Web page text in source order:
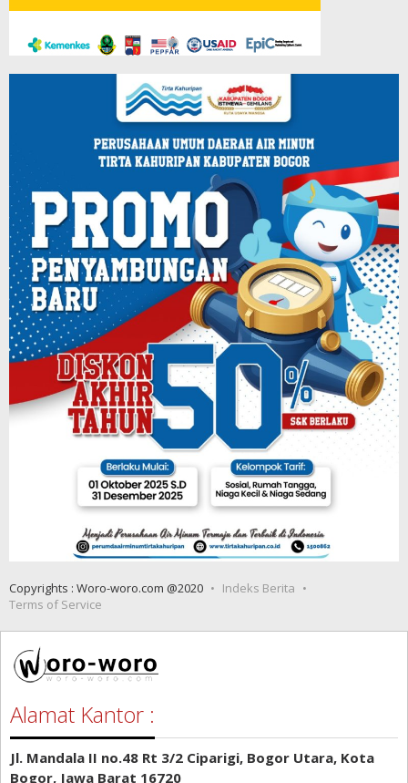
Copyrights : Woro-woro.com @2020
Indeks Berita
Terms of Service
Alamat Kantor :
Jl. Mandala II no.48 Rt 3/2 Ciparigi, Bogor Utara, Kota
Bogor, Jawa Barat 16720